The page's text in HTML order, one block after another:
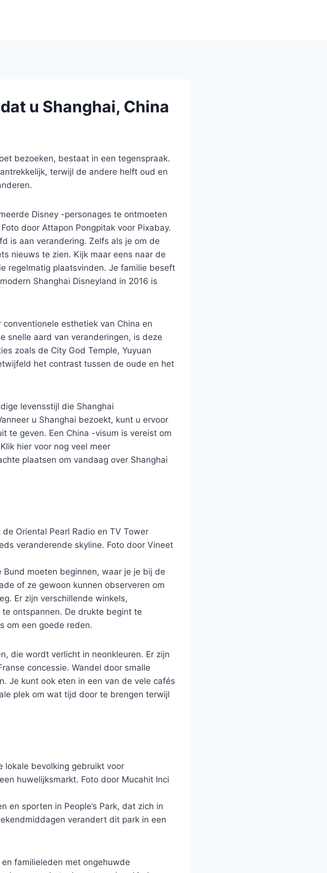
u Shanghai, China
bezoeken, bestaat in een tegenspraak.
terwijl de andere helft oud en
Disney -personages te ontmoeten
door Attapon Pongpitak voor Pixabay.
is aan verandering. Zelfs als je om de
nieuws te zien. Kijk maar eens naar de
regelmatig plaatsvinden. Je familie beseft
Shanghai Disneyland in 2016 is
esthetiek van China en
snelle aard van veranderingen, is deze
zoals de City God Temple, Yuyuan
het contrast tussen de oude en het
levensstijl die Shanghai
u Shanghai bezoekt, kunt u ervoor
te geven. Een China -visum is vereist om
hier voor nog veel meer
plaatsen om vandaag over Shanghai
Oriental Pearl Radio en TV Tower
veranderende skyline. Foto door Vineet
moeten beginnen, waar je je bij de
of ze gewoon kunnen observeren om
Er zijn verschillende winkels,
ontspannen. De drukte begint te
om een ​​goede reden.
die wordt verlicht in neonkleuren. Er zijn
concessie. Wandel door smalle
Je kunt ook eten in een van de vele cafés
plek om wat tijd door te brengen terwijl
lokale bevolking gebruikt voor
huwelijksmarkt. Foto door Mucahit Inci
en sporten in People’s Park, dat zich in
verandert dit park in een
familieleden met ongehuwde